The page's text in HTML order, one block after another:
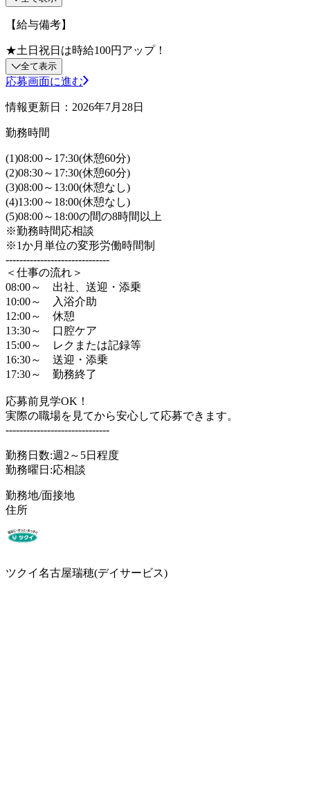
【給与備考】
★土日祝日は時給100円アップ！
全て表示
応募画面に進む
情報更新日：2026年7月28日
勤務時間
(1)08:00～17:30(休憩60分)
(2)08:30～17:30(休憩60分)
(3)08:00～13:00(休憩なし)
(4)13:00～18:00(休憩なし)
(5)08:00～18:00の間の8時間以上
※勤務時間応相談
※1か月単位の変形労働時間制
------------------------------
＜仕事の流れ＞
08:00～ 出社、送迎・添乗
10:00～ 入浴介助
12:00～ 休憩
13:30～ 口腔ケア
15:00～ レクまたは記録等
16:30～ 送迎・添乗
17:30～ 勤務終了
応募前見学OK！
実際の職場を見てから安心して応募できます。
------------------------------
勤務日数:週2～5日程度
勤務曜日:応相談
勤務地/面接地
住所
ツクイ名古屋瑞穂(デイサービス)